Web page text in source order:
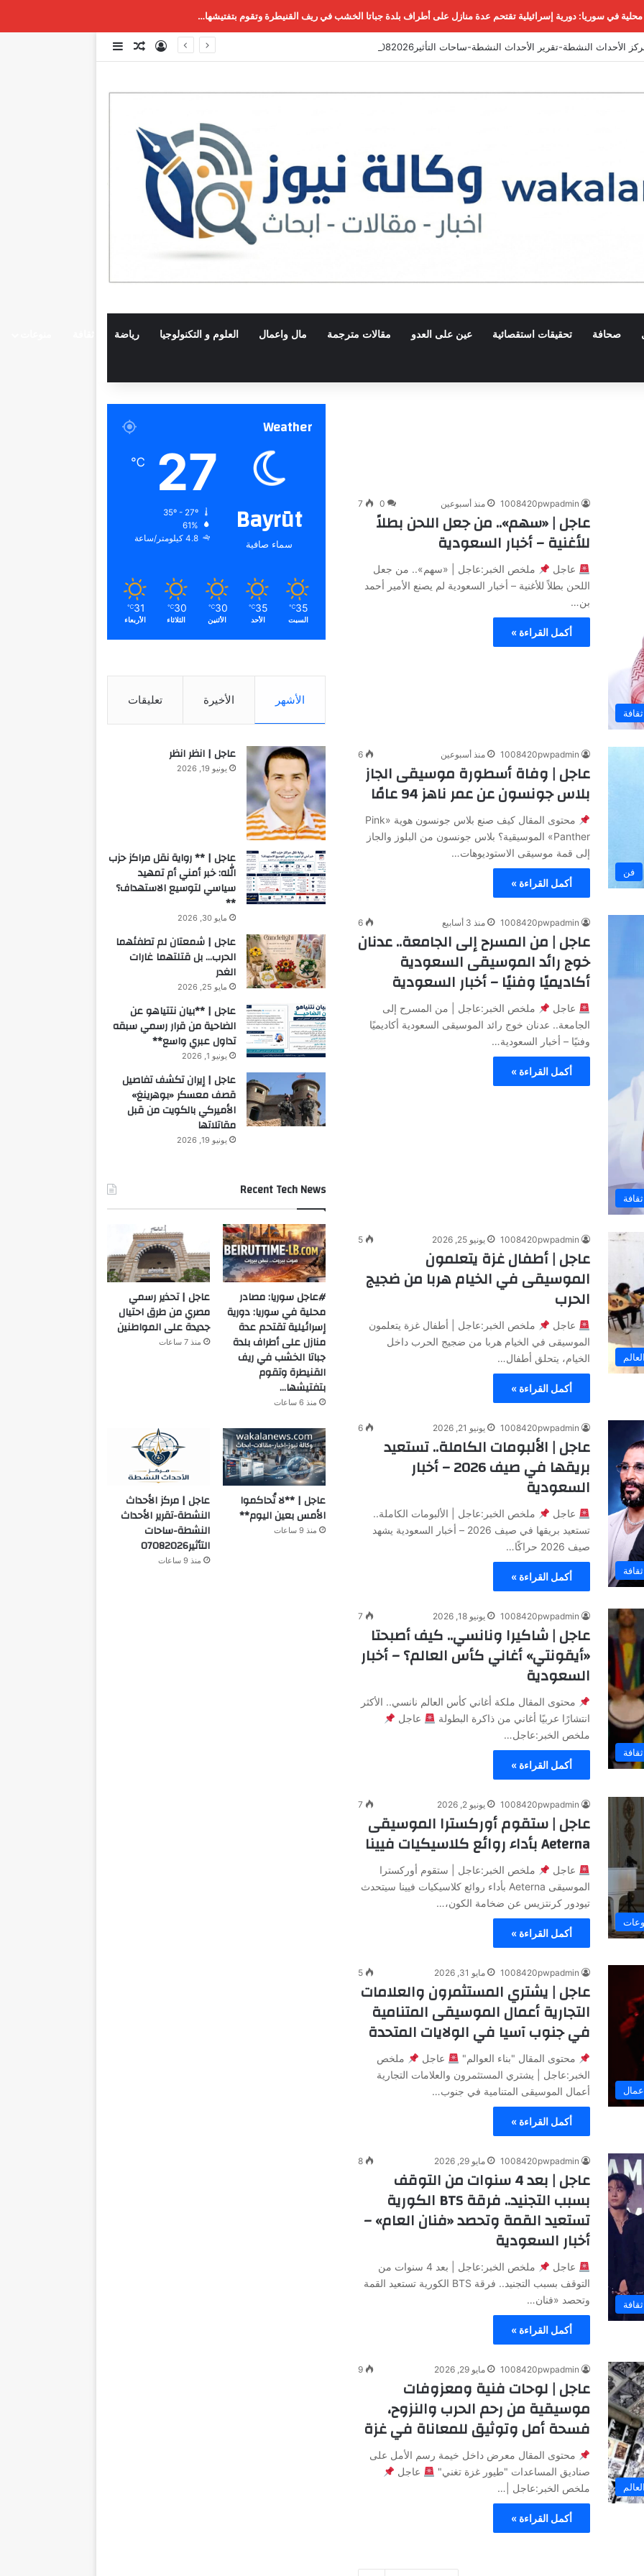
في سوريا: دورية إسرائيلية تقتحم عدة منازل على أطراف بلدة جباتا الخشب في ريف القنيطرة وتقوم بتفتيشها…
الأحداث النشطة-تقرير الأحداث النشطة-ساحات التأثير07082026 تسجيل الدخول
مقال عشوائي
إضافة عمود جانبي
صحافة تحقيقات استقصائية عين على العدو مقالات مترجمة مال واعمال العلوم و التكنولوجيا رياضة
ثقافة
1008420pwpadmin منذ أسبوعين 0
7
عاجل | «سهم».. من جعل اللحن بطلاً
للأغنية – أخبار السعودية
عاجل
ملخص الخبر:عاجل | «سهم».. من جعل
اللحن بطلاً للأغنية – أخبار السعودية لم يصنع الأمير أحمد
بن…
أكمل القراءة »
فن
1008420pwpadmin منذ أسبوعين 6
عاجل | وفاة أسطورة موسيقى الجاز
بلاس جونسون عن عمر ناهز 94 عامًا
محتوى المقال كيف صنع بلاس جونسون هوية «Pink
Panther» الموسيقية؟ بلاس جونسون من البلوز والجاز
إلى قمة موسيقى الاستوديوهات…
أكمل القراءة »
ثقافة
1008420pwpadmin منذ 3 أسابيع 6
عاجل | من المسرح إلى الجامعة.. عدنان
خوج رائد الموسيقى السعودية
أكاديميًا وفنيًا – أخبار السعودية
عاجل
ملخص الخبر:عاجل | من المسرح إلى
الجامعة.. عدنان خوج رائد الموسيقى السعودية أكاديميًا
وفنيًا – أخبار السعودية…
أكمل القراءة »
1008420pwpadmin يونيو 25, 2026 5
عاجل | أطفال غزة يتعلمون
الموسيقى في الخيام هربا من ضجيج
الحرب
عاجل
ملخص الخبر:عاجل | أطفال غزة يتعلمون
الموسيقى في الخيام هربا من ضجيج الحرب داخل
الخيام، يتحلق أطفال…
أكمل القراءة »
ثقافة
1008420pwpadmin يونيو 21, 2026 6
عاجل | الألبومات الكاملة.. تستعيد
بريقها في صيف 2026 – أخبار
السعودية
عاجل
ملخص الخبر:عاجل | الألبومات الكاملة..
تستعيد بريقها في صيف 2026 – أخبار السعودية يشهد
صيف 2026 حراكًا…
أكمل القراءة »
ثقافة
1008420pwpadmin يونيو 18, 2026 7
عاجل | شاكيرا ونانسي.. كيف أصبحتا
«أيقونتي» أغاني كأس العالم؟ – أخبار
السعودية
محتوى المقال ملكة أغاني كأس العالم نانسي.. الأكثر
انتشارًا عربيًا أغاني من ذاكرة البطولة
عاجل
ملخص الخبر:عاجل…
أكمل القراءة »
1008420pwpadmin يونيو 2, 2026 7
عاجل | ستقوم أوركسترا الموسيقى
Aeterna بأداء روائع كلاسيكيات فيينا
عاجل
ملخص الخبر:عاجل | ستقوم أوركسترا
الموسيقى Aeterna بأداء روائع كلاسيكيات فيينا سيتحدث
تيودور كرنتزيس عن ضخامة الكون،…
أكمل القراءة »
1008420pwpadmin مايو 31, 2026 5
عاجل | يشتري المستثمرون والعلامات
التجارية أعمال الموسيقى المتنامية
في جنوب آسيا في الولايات المتحدة
محتوى المقال "بناء العوالم" عاجل
ملخص
الخبر:عاجل | يشتري المستثمرون والعلامات التجارية
أعمال الموسيقى المتنامية في جنوب…
أكمل القراءة »
ثقافة
1008420pwpadmin مايو 29, 2026 8
عاجل | بعد 4 سنوات من التوقف
بسبب التجنيد.. فرقة BTS الكورية
تستعيد القمة وتحصد «فنان العام» –
أخبار السعودية
عاجل
ملخص الخبر:عاجل | بعد 4 سنوات من
التوقف بسبب التجنيد.. فرقة BTS الكورية تستعيد القمة
وتحصد «فنان…
أكمل القراءة »
1008420pwpadmin مايو 29, 2026 9
عاجل | لوحات فنية ومعزوفات
موسيقية من رحم الحرب والنزوح،
فسحة أمل وتوثيق للمعاناة في غزة
محتوى المقال معرض داخل خيمة رسم الأمل على
صناديق المساعدات "طيور غزة تغني"
عاجل
ملخص الخبر:عاجل |…
أكمل القراءة »
Weather
Bayrūt
سماء صافية
27
℃
61%
4.8 كيلومتر/ساعة
35
℃
السبت
35
℃
الأحد
30
℃
الأثنين
30
℃
الثلاثاء
31
℃
الأربعاء
الأشهر الأخيرة تعليقات
عاجل | انظر انظر
يونيو 19, 2026
عاجل | ** رواية نقل مراكز حزب
الله: خبر أمني أم تمهيد
سياسي لتوسيع الاستهداف؟
**
مايو 30, 2026
عاجل | شمعتان لم تطفئهما
الحرب… بل قتلتهما غارات
الغدر
مايو 25, 2026
عاجل | **بيان نتتياهو عن
الضاحية من قرار رسمي سبقه
تداول عبري واسع**
يونيو 1, 2026
عاجل | إيران تكشف تفاصيل
قصف معسكر «بوهرينغ»
الأميركي بالكويت من قبل
مقاتلاتها
يونيو 19, 2026
Recent Tech News
#عاجل سوريا: مصادر
محلية في سوريا: دورية
إسرائيلية تقتحم عدة
منازل على أطراف بلدة
جباتا الخشب في ريف
القنيطرة وتقوم
بتفتيشها…
منذ 6 ساعات
عاجل | تحذير رسمي
مصري من طرق احتيال
جديدة على المواطنين
منذ 7 ساعات
عاجل | **لا تُحاكموا
الأمس بعين اليوم**
منذ 9 ساعات
عاجل | مركز الأحداث
النشطة-تقرير الأحداث
النشطة-ساحات
التأثير07082026
منذ 9 ساعات